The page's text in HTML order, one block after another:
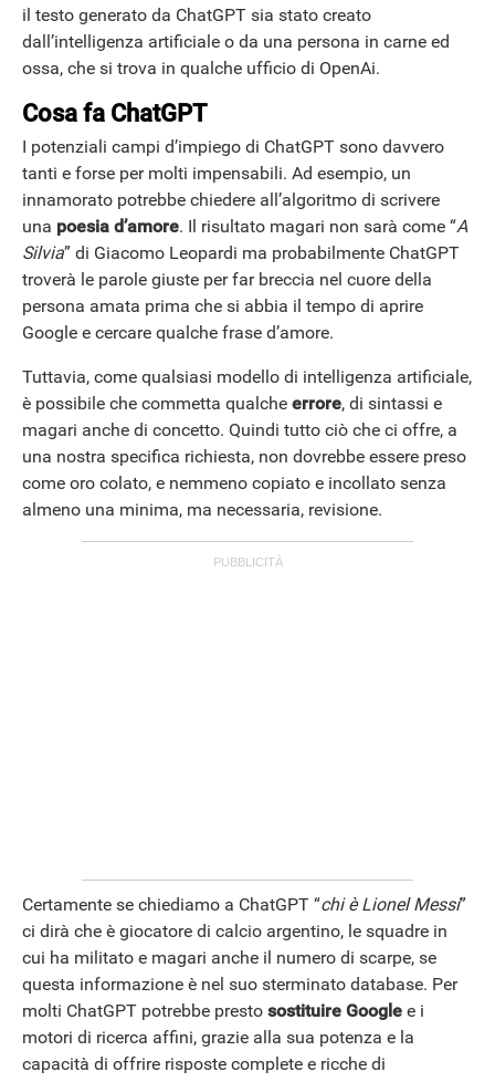
il testo generato da ChatGPT sia stato creato
dall’intelligenza artificiale o da una persona in carne ed
ossa, che si trova in qualche ufficio di OpenAi.
Cosa fa ChatGPT
I potenziali campi d’impiego di ChatGPT sono davvero
tanti e forse per molti impensabili. Ad esempio, un
innamorato potrebbe chiedere all’algoritmo di scrivere
una poesia d’amore. Il risultato magari non sarà come “A
Silvia” di Giacomo Leopardi ma probabilmente ChatGPT
troverà le parole giuste per far breccia nel cuore della
persona amata prima che si abbia il tempo di aprire
Google e cercare qualche frase d’amore.
Tuttavia, come qualsiasi modello di intelligenza artificiale,
è possibile che commetta qualche errore, di sintassi e
magari anche di concetto. Quindi tutto ciò che ci offre, a
una nostra specifica richiesta, non dovrebbe essere preso
come oro colato, e nemmeno copiato e incollato senza
almeno una minima, ma necessaria, revisione.
Certamente se chiediamo a ChatGPT “chi è Lionel Messi”
ci dirà che è giocatore di calcio argentino, le squadre in
cui ha militato e magari anche il numero di scarpe, se
questa informazione è nel suo sterminato database. Per
molti ChatGPT potrebbe presto sostituire Google e i
motori di ricerca affini, grazie alla sua potenza e la
capacità di offrire risposte complete e ricche di